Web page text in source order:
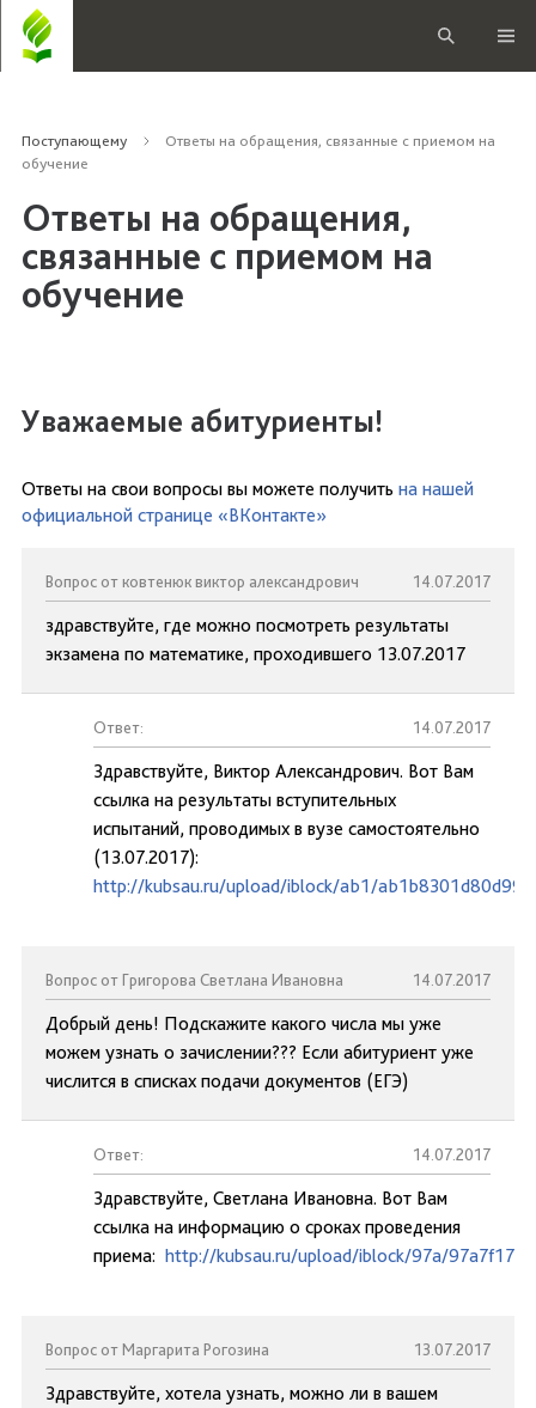
Поступающему
Ответы на обращения, связанные с приемом на
обучение
Ответы на обращения,
связанные с приемом на
обучение
Уважаемые абитуриенты!
Ответы на свои вопросы вы можете получить на нашей
официальной странице «ВКонтакте»
Вопрос от ковтенюк виктор александрович 14.07.2017
здравствуйте, где можно посмотреть результаты
экзамена по математике, проходившего 13.07.2017
Ответ: 14.07.2017
Здравствуйте, Виктор Александрович. Вот Вам
ссылка на результаты вступительных
испытаний, проводимых в вузе самостоятельно
(13.07.2017):
http://kubsau.ru/upload/iblock/ab1/
Вопрос от Григорова Светлана Ивановна 14.07.2017
Добрый день! Подскажите какого числа мы уже
можем узнать о зачислении??? Если абитуриент уже
числится в списках подачи документов (ЕГЭ)
Ответ: 14.07.2017
Здравствуйте, Светлана Ивановна. Вот Вам
ссылка на информацию о сроках проведения
приема: http://kubsau.ru/upload/iblock/97a/
Вопрос от Маргарита Рогозина 13.07.2017
Здравствуйте, хотела узнать, можно ли в вашем